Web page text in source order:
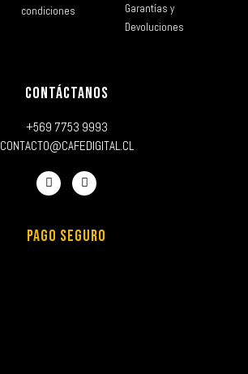
condiciones
Garantías y
Devoluciones
CONTÁCTANOS
+569 7753 9993
CONTACTO@CAFEDIGITAL.CL
PAGO SEGURO